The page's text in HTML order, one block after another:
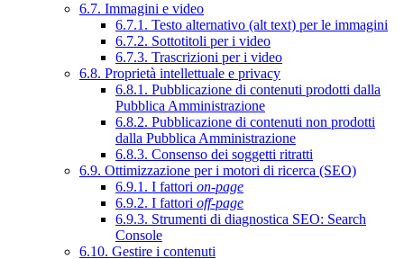
6.7. Immagini e video
6.7.1. Testo alternativo (alt text) per le immagini
6.7.2. Sottotitoli per i video
6.7.3. Trascrizioni per i video
6.8. Proprietà intellettuale e privacy
6.8.1. Pubblicazione di contenuti prodotti dalla
Pubblica Amministrazione
6.8.2. Pubblicazione di contenuti non prodotti
dalla Pubblica Amministrazione
6.8.3. Consenso dei soggetti ritratti
6.9. Ottimizzazione per i motori di ricerca (SEO)
6.9.1. I fattori on-page
6.9.2. I fattori off-page
6.9.3. Strumenti di diagnostica SEO: Search
Console
6.10. Gestire i contenuti